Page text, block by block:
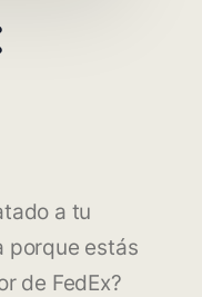
a tu
porque estás
de FedEx?